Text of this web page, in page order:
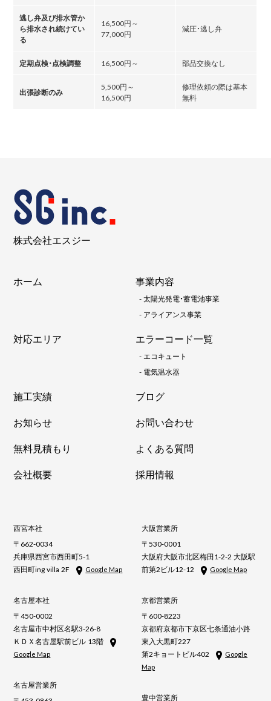
逃し弁及び排水管か
ら排水され続けてい
る
16,500円～
77,000円
減圧・逃し弁
定期点検・点検調整 16,500円～ 部品交換なし
出張診断のみ
5,500円～
16,500円
修理依頼の際は基本
無料
株式会社エスジー
ホーム 事業内容
-太陽光発電・蓄電池事業
- アライアンス事業
対応エリア エラーコード一覧
-エコキュート
- 電気温水器
施工実績
ブログ
お知らせ
お問い合わせ
無料見積もり
よくある質問
会社概要
採用情報
西宮本社
〒662-0034
兵庫県西宮市西田町5-1
西田町ing villa 2F
Google Map
名古屋本社
〒450-0002
名古屋市中村区名駅3-26-8
ＫＤＸ名古屋駅前ビル 13階
Google Map
名古屋営業所
大阪営業所
〒530-0001
大阪府大阪市北区梅田1-2-2 大阪駅
前第2ビル12-12
Google Map
京都営業所
〒600-8223
京都府京都市下京区七条通油小路
東入大黒町227
第2キョートビル402
Google
Map
豊中営業所